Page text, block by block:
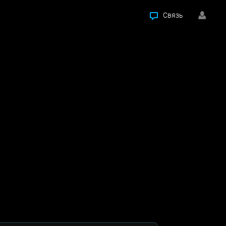
Связь